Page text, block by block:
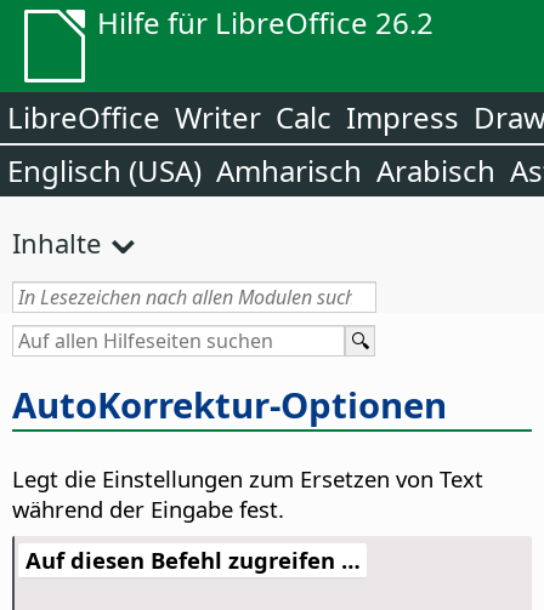
Hilfe für LibreOffice 26.2
LibreOffice Writer Calc Impress
Englisch (USA) Amharisch Arabisch
Inhalte
AutoKorrektur-Optionen
Legt die Einstellungen zum Ersetzen von Text
während der Eingabe fest.
Auf diesen Befehl zugreifen …